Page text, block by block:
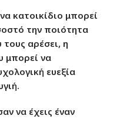
κατοικίδιο μπορεί
την ποιότητα
τους αρέσει, η
μπορεί να
ευεξία
να έχεις έναν